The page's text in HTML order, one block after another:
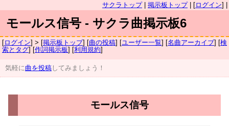
サクラトップ| 掲示板トップ| [ログイン] |
モールス信号 - サクラ曲掲示板6
[ログイン] > [掲示板トップ] [曲の投稿] [ユーザー一覧] [名曲アーカイブ] [検
索とタグ] [作詞掲示板] [利用規約]
気軽に曲を投稿 してみましょう！
モールス信号